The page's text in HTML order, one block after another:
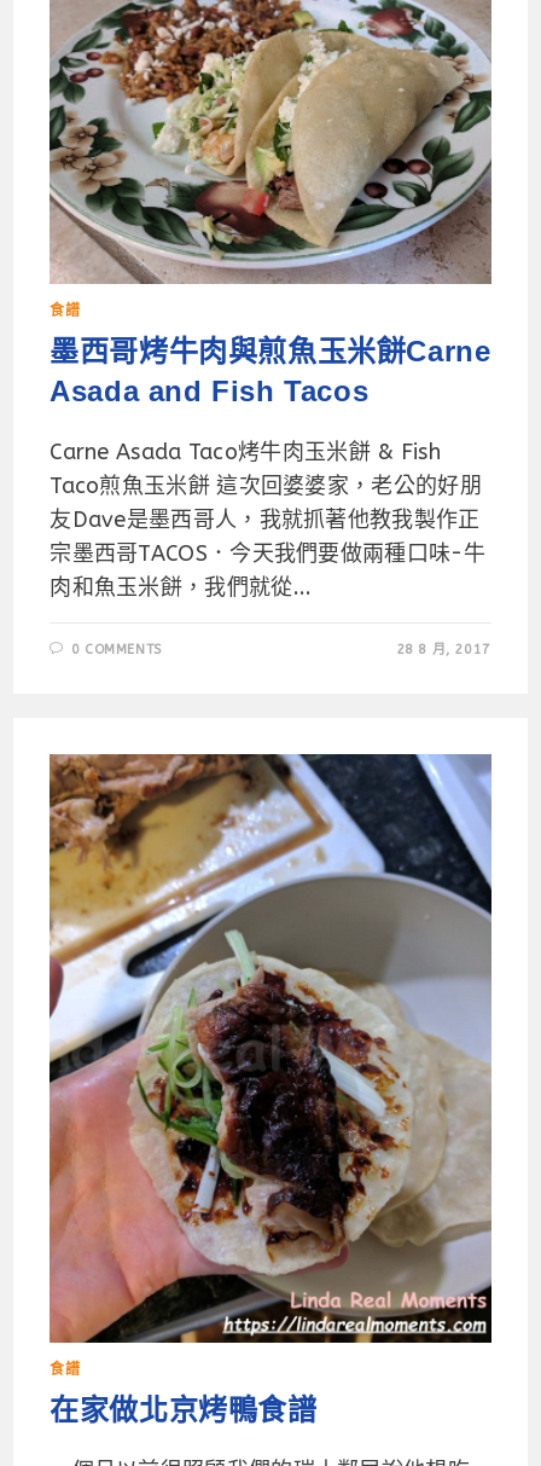
食譜
墨西哥烤牛肉與煎魚玉米餅Carne
Asada and Fish Tacos
Carne Asada Taco烤牛肉玉米餅 & Fish
Taco煎魚玉米餅 這次回婆婆家，老公的好朋
友Dave是墨西哥人，我就抓著他教我製作正
宗墨西哥TACOS．今天我們要做兩種口味-牛
肉和魚玉米餅，我們就從...
0 COMMENTS 28 8 月, 2017
食譜
在家做北京烤鴨食譜